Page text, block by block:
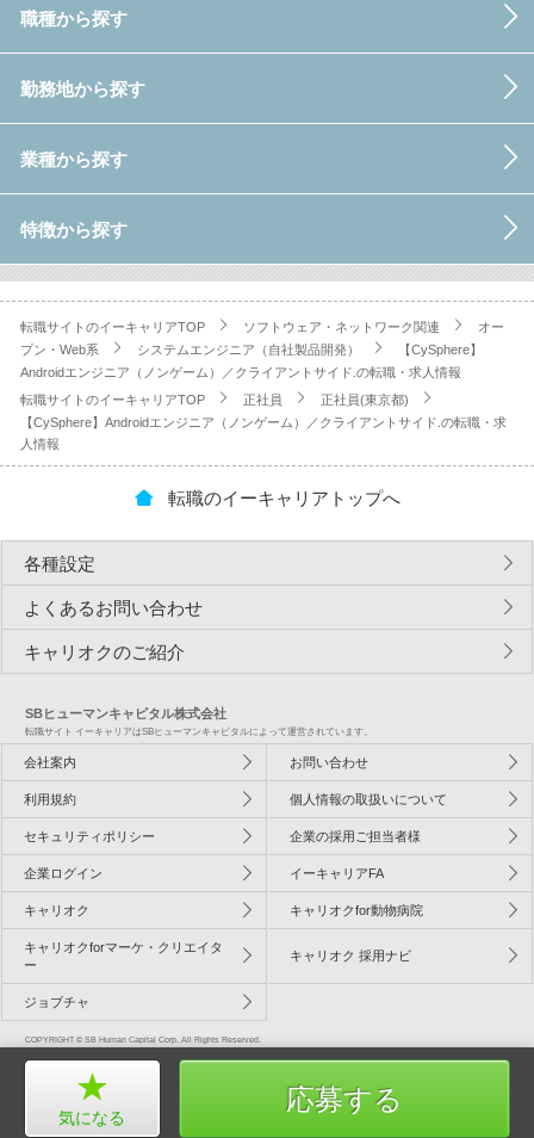
応募する
気になる
職種から探す
勤務地から探す
業種から探す
特徴から探す
転職サイトのイーキャリアTOP ソフトウェア・ネットワーク関連
オー
プン・Web系
システムエンジニア（自社製品開発）
【CySphere】
Androidエンジニア（ノンゲーム）／クライアントサイド.の転職・求人情報
転職サイトのイーキャリアTOP
正社員
正社員(東京都)
【CySphere】Androidエンジニア（ノンゲーム）／クライアントサイド.の転職・求
人情報
転職のイーキャリアトップへ
各種設定
よくあるお問い合わせ
キャリオクのご紹介
SBヒューマンキャピタル株式会社
転職サイト イーキャリアはSBヒューマンキャピタルによって運営されています。
会社案内 お問い合わせ
利用規約 個人情報の取扱いについて
セキュリティポリシー 企業の採用ご担当者様
企業ログイン イーキャリアFA
キャリオク キャリオクfor動物病院
キャリオクforマーケ・クリエイタ
ー
キャリオク 採用ナビ
ジョブチャ
COPYRIGHT © SB Human Capital Corp. All Rights Reserved.